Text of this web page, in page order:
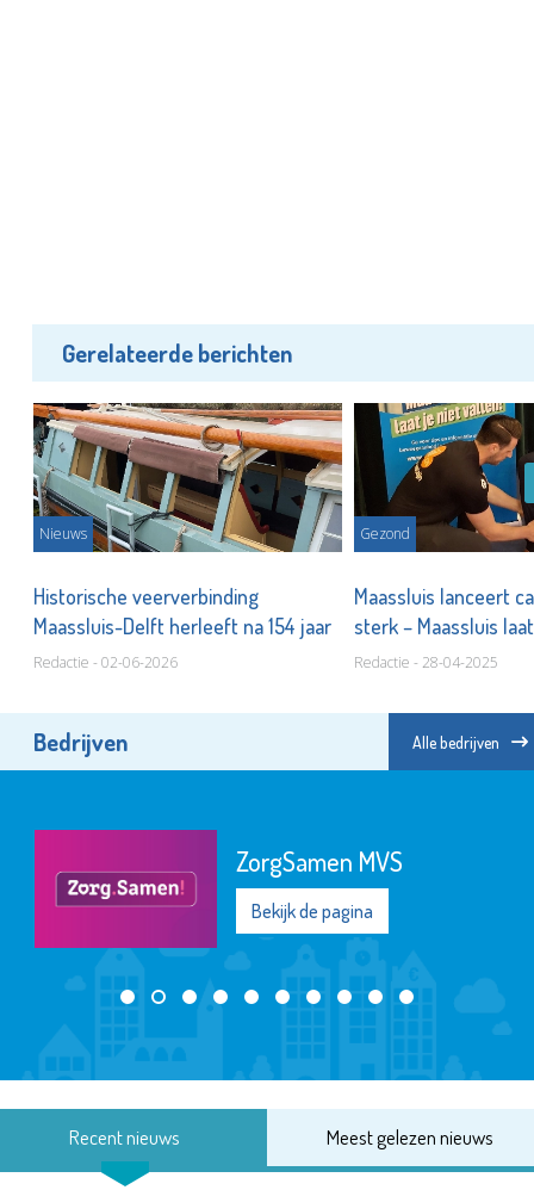
Gerelateerde berichten
Nieuws
Historische veerverbinding
Maassluis-Delft herleeft na 154 jaar
Redactie - 02-06-2026
Gezond
Maassluis lanceert
sterk – Maassluis
Redactie - 28-04-2025
Bedrijven Alle bedrijven
ZorgSamen MVS
Bekijk de pagina
Recent nieuws Meest gelezen nieuws